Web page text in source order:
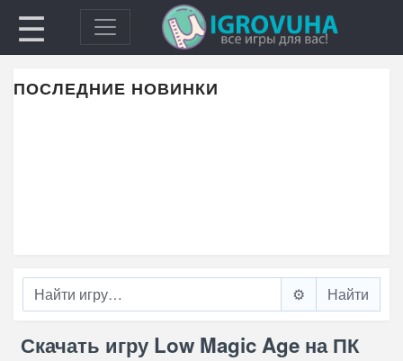
☰
ПОСЛЕДНИЕ НОВИНКИ
⚙️
Скачать игру Low Magic Age на ПК